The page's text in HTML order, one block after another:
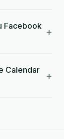
Facebook +
Calendar
+